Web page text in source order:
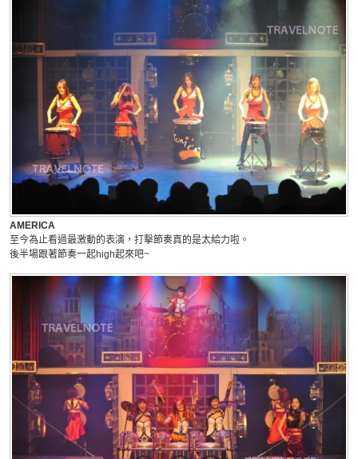
AMERICA
至今為止看過最激動的表演，打擊節奏真的是太給力啦。
後半場跟著節奏一起high起來吧~